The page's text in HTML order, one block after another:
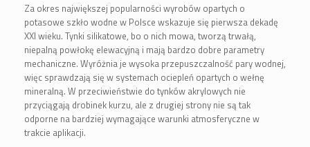
Za okres największej popularności wyrobów opartych o
potasowe szkło wodne w Polsce wskazuje się pierwsza dekadę
XXI wieku. Tynki silikatowe, bo o nich mowa, tworzą trwałą,
niepalną powłokę elewacyjną i mają bardzo dobre parametry
mechaniczne. Wyróżnia je wysoka przepuszczalność pary wodnej,
więc sprawdzają się w systemach ociepleń opartych o wełnę
mineralną. W przeciwieństwie do tynków akrylowych nie
przyciągają drobinek kurzu, ale z drugiej strony nie są tak
odporne na bardziej wymagające warunki atmosferyczne w
trakcie aplikacji.